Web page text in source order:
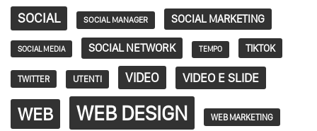
SOCIAL SOCIAL MANAGER SOCIAL MARKETING
SOCIAL MEDIA SOCIAL NETWORK TEMPO TIKTOK
TWITTER UTENTI VIDEO VIDEO E SLIDE
WEB WEB DESIGN WEB MARKETING